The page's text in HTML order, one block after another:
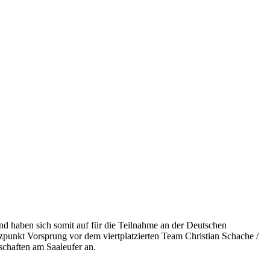
haben sich somit auf für die Teilnahme an der Deutschen
Vorsprung vor dem viertplatzierten Team Christian Schache /
am Saaleufer an.